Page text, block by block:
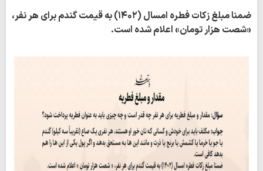
ضمنا مبلغ زکات فطره امسال (۱۴۰۲) به قیمت گندم برای هر نفر،
«شصت هزار تومان» اعلام شده است.